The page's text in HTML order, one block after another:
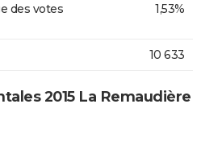
des votes
1,53%
10 633
2015 La Remaudière